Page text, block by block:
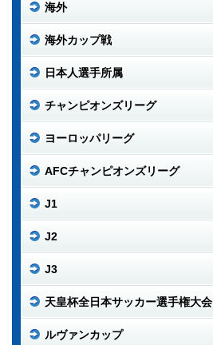
海外
海外カップ戦
日本人選手所属
チャンピオンズリーグ
ヨーロッパリーグ
AFCチャンピオンズリーグ
J1
J2
J3
天皇杯全日本サッカー選手権大会
ルヴァンカップ